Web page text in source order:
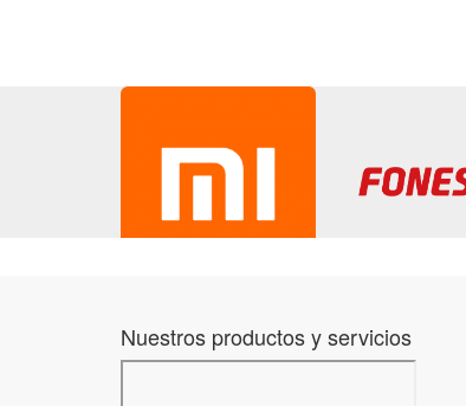
Nuestros productos y servicios